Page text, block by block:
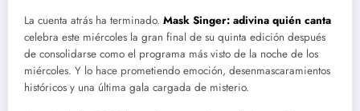
La cuenta atrás ha terminado. Mask Singer: adivina quién canta
celebra este miércoles la gran final de su quinta edición después
de consolidarse como el programa más visto de la noche de los
miércoles. Y lo hace prometiendo emoción, desenmascaramientos
históricos y una última gala cargada de misterio.